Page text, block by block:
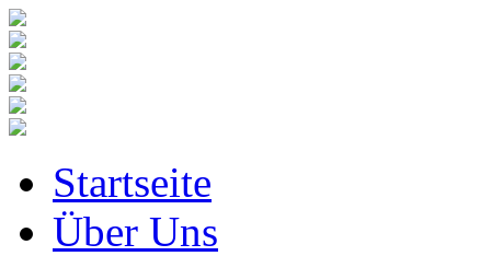
Startseite
Über Uns